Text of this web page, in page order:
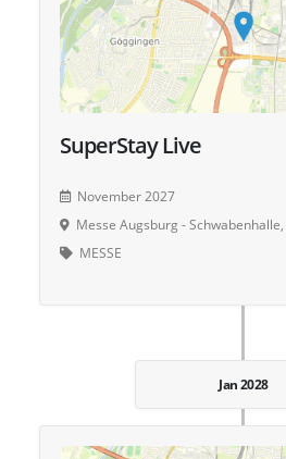
SuperStay Live
November 2027
Messe Augsburg -
MESSE
Jan 2028